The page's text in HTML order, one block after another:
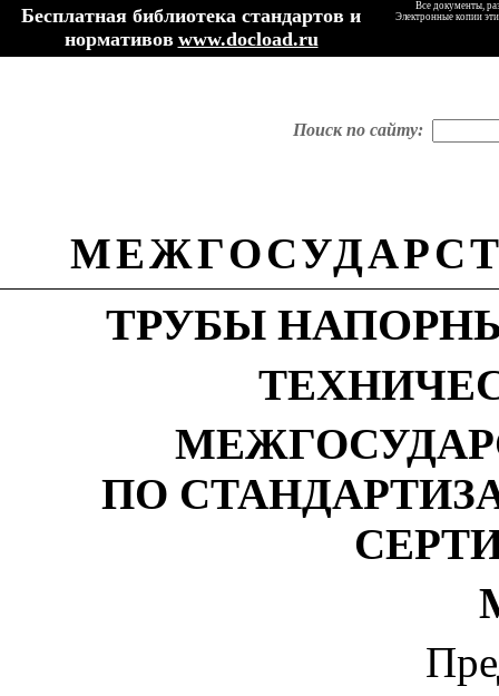
Бесплатная библиотека стандартов и
нормативов www.docload.ru
Все документы,
Электронные копии
Поиск по сайту:
ТРУБЫ
ПО